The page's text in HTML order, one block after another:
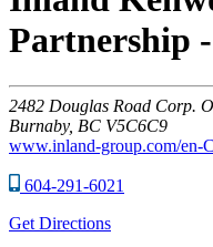
Partnership
2482 Douglas Road Corp.
Burnaby, BC V5C6C9
www.inland-group.com/en-
604-291-6021
Get Directions